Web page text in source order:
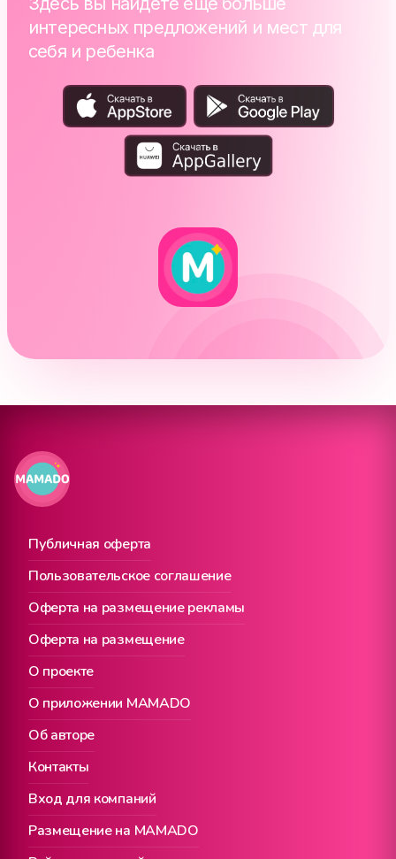
интересных предложений и мест для
себя и ребенка
Публичная оферта
О проекте
Вход для компаний
Пользовательское соглашение
О приложении MAMADO
Размещение на MAMADO
Оферта на размещение рекламы
Об авторе
Оферта на размещение
Контакты